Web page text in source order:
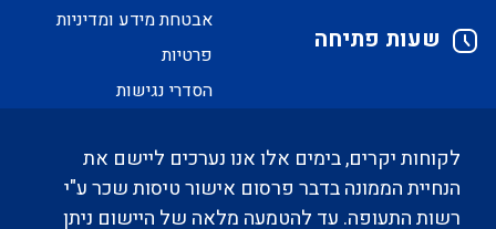
שעות פתיחה
אבטחת מידע ומדיניות
פרטיות
הסדרי נגישות
לקוחות יקרים, בימים אלו אנו נערכים ליישם את
הנחיית הממונה בדבר פרסום אישור טיסות שכר ע"י
רשות התעופה. עד להטמעה מלאה של היישום ניתן